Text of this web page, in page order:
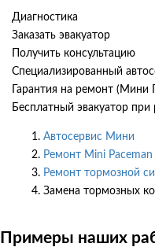
Диагностика
Заказать эвакуатор
Получить консультацию
Специализированный
Гарантия на ремонт (Мини
Бесплатный эвакуатор
Автосервис Мини
Ремонт Mini Paceman
Ремонт тормозной
Замена тормозных
Примеры наших